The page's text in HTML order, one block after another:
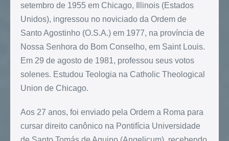
setembro de 1955 em Chicago, Illinois (Estados
Unidos), ingressou no noviciado da Ordem de
Santo Agostinho (O.S.A.) em 1977, na província de
Nossa Senhora do Bom Conselho, em Saint Louis.
Em 29 de agosto de 1981, professou seus votos
solenes. Estudou Teologia na Catholic Theological
Union de Chicago.
Aos 27 anos, foi enviado pela Ordem a Roma para
cursar direito canônico na Pontifícia Universidade